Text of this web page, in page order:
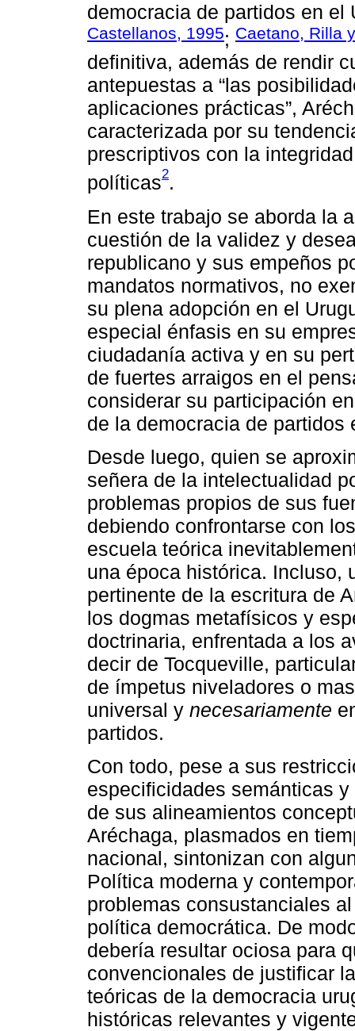
democracia de partidos en el
Castellanos, 1995; Caetano, Rilla
definitiva, además de rendir
antepuestas a “las
aplicaciones prácticas”,
caracterizada por su
prescriptivos con la
políticas2.
En este trabajo se aborda la
cuestión de la validez y
republicano y sus empeños
mandatos normativos, no
su plena adopción en el
especial énfasis en su
ciudadanía activa y en su
de fuertes arraigos en el
considerar su participación
de la democracia de partidos
Desde luego, quien se
señera de la intelectualidad
problemas propios de sus
debiendo confrontarse con
escuela teórica
una época histórica. Incluso,
pertinente de la escritura de
los dogmas metafísicos y
doctrinaria, enfrentada a los
decir de Tocqueville,
de ímpetus niveladores o
universal y necesariamente
partidos.
Con todo, pese a sus
especificidades semánticas
de sus alineamientos
Aréchaga, plasmados en
nacional, sintonizan con
Política moderna y
problemas consustanciales
política democrática. De
debería resultar ociosa para
convencionales de justificar
teóricas de la democracia
históricas relevantes y